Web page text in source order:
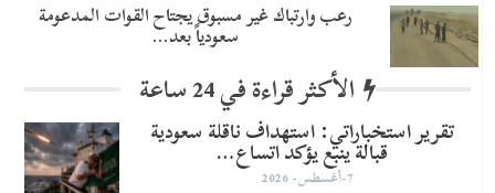
رعب وارتباك غير مسبوق يجتاح القوات المدعومة
سعودياً بعد…
الأكثر قراءة في 24 ساعة
تقرير استخباراتي: استهداف ناقلة سعودية
قبالة ينبع يؤكد اتساع…
7-أغسطس- 2026